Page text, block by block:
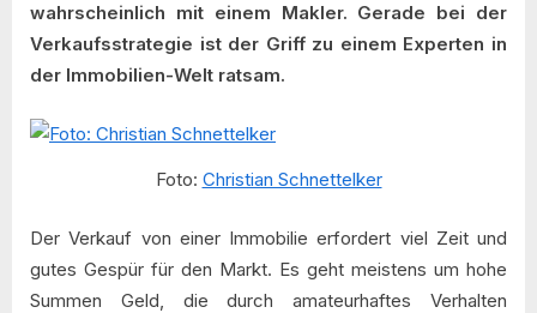
wahrscheinlich mit einem Makler. Gerade bei der
Verkaufsstrategie ist der Griff zu einem Experten in
der Immobilien-Welt ratsam.
Foto: Christian Schnettelker
Der Verkauf von einer Immobilie erfordert viel Zeit und
gutes Gespür für den Markt. Es geht meistens um hohe
Summen Geld, die durch amateurhaftes Verhalten